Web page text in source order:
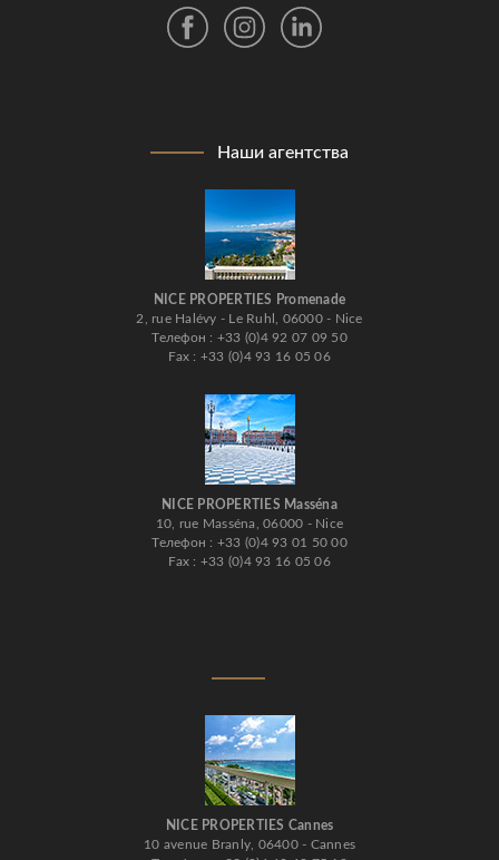
Наши агентства
NICE PROPERTIES Promenade
2, rue Halévy - Le Ruhl, 06000 - Nice
Телефон : +33 (0)4 92 07 09 50
Fax : +33 (0)4 93 16 05 06
NICE PROPERTIES Masséna
10, rue Masséna, 06000 - Nice
Телефон : +33 (0)4 93 01 50 00
Fax : +33 (0)4 93 16 05 06
NICE PROPERTIES Cannes
10 avenue Branly, 06400 - Cannes